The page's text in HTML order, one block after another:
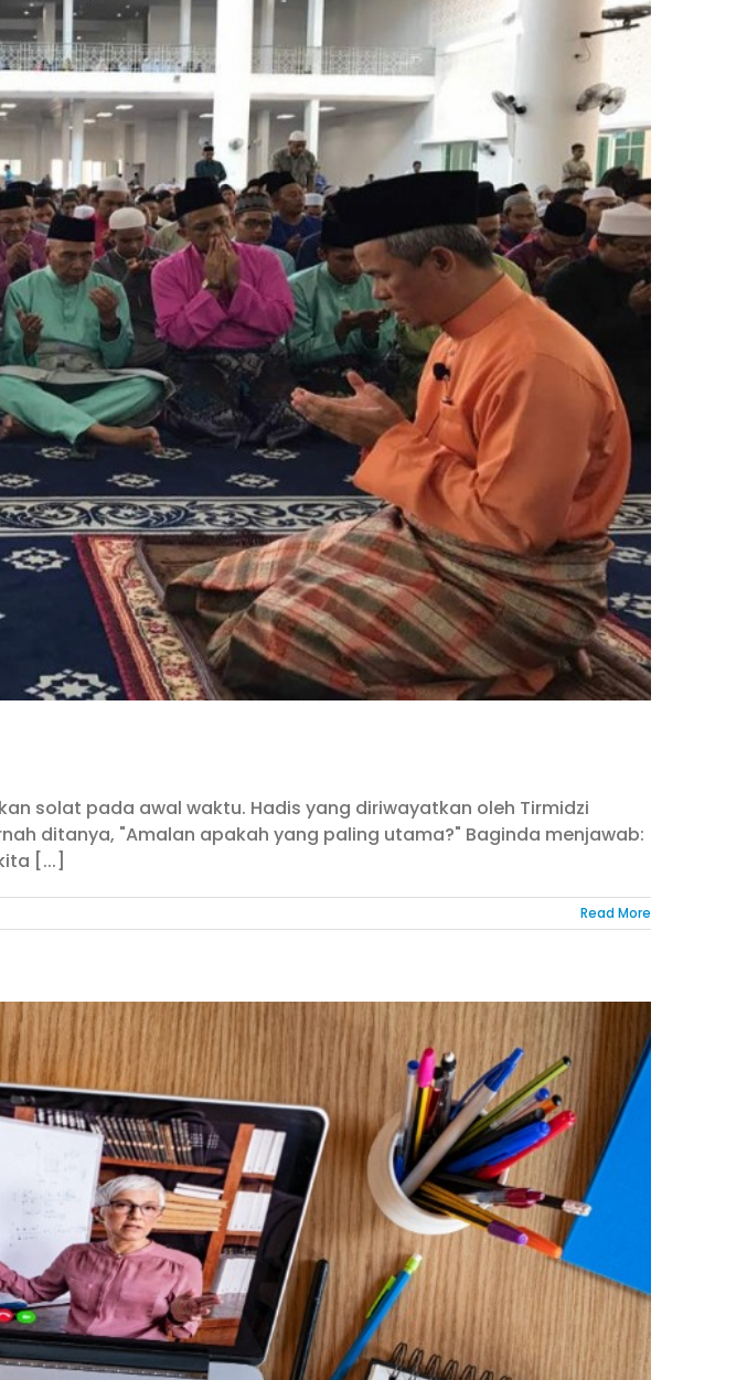
solat pada awal waktu. Hadis yang diriwayatkan oleh Tirmidzi
ditanya, "Amalan apakah yang paling utama?" Baginda menjawab:
[...]
Read More